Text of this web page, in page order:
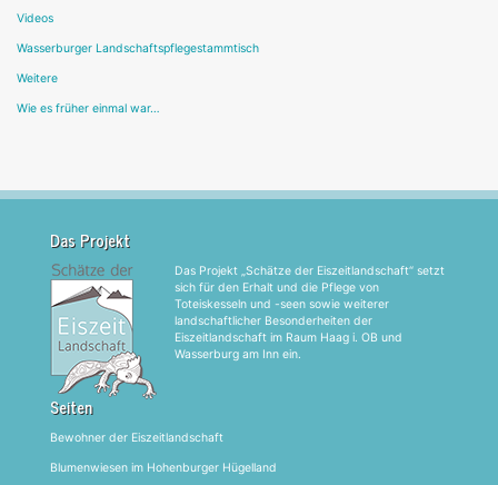
Videos
Wasserburger Landschaftspflegestammtisch
Weitere
Wie es früher einmal war…
Das Projekt
Das Projekt „Schätze der Eiszeitlandschaft“ setzt
sich für den Erhalt und die Pflege von
Toteiskesseln und -seen sowie weiterer
landschaftlicher Besonderheiten der
Eiszeitlandschaft im Raum Haag i. OB und
Wasserburg am Inn ein.
Seiten
Bewohner der Eiszeitlandschaft
Blumenwiesen im Hohenburger Hügelland